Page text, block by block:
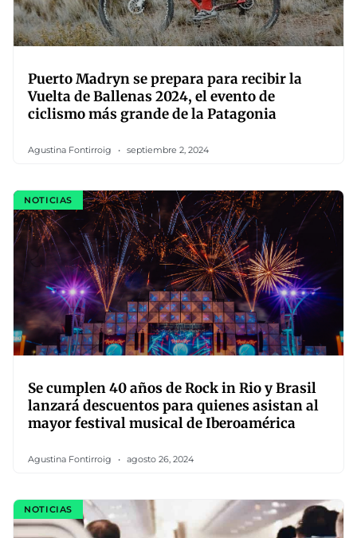
Puerto Madryn se prepara para recibir la
Vuelta de Ballenas 2024, el evento de
ciclismo más grande de la Patagonia
Agustina Fontirroig septiembre 2, 2024
NOTICIAS
Se cumplen 40 años de Rock in Rio y Brasil
lanzará descuentos para quienes asistan al
mayor festival musical de Iberoamérica
Agustina Fontirroig agosto 26, 2024
NOTICIAS